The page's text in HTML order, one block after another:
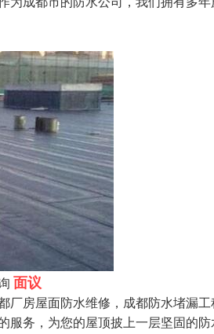
面议
厂房屋面防水维修，成都防水堵漏
服务，为您的屋顶披上一层坚固的